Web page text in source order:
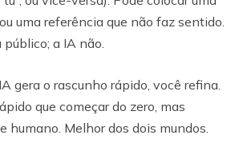
uma referência que não faz sentido.
a IA não.
gera o rascunho rápido, você refina.
que começar do zero, mas
humano. Melhor dos dois mundos.